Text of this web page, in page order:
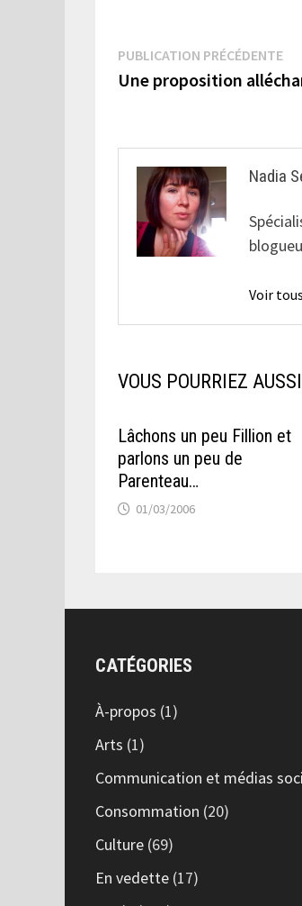
Navigation
de
PUBLICATION PRÉCÉDENTE
Une proposition
Nadia
Voir
VOUS POURRIEZ
Lâchons un peu Fillion et
parlons un peu de
Parenteau…
01/03/2006
CATÉGORIES
À-propos (1)
Arts (1)
Communication et médias
Consommation (20)
Culture (69)
En vedette (17)